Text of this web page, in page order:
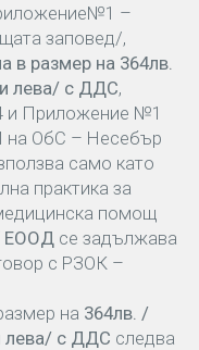
–
заповед/,
в размер на 364лв.
лева/ с ДДС,
и Приложение №1
ОбС – Несебър
само като
практика за
помощ
ЕООД се задължава
с РЗОК –
на 364лв. /
лева/ с ДДС следва